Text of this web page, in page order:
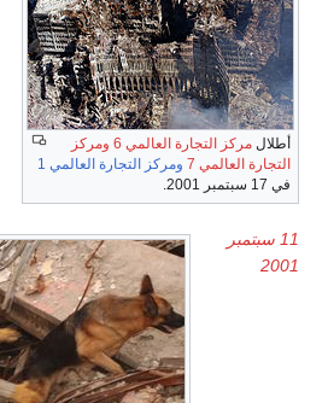
أطلال مركز التجارة العالمي 6
ومركز
التجارة العالمي 7
ومركز التجارة العالمي 1
في 17 سبتمبر 2001.
الانقاذ
11 سبتمبر
2001
المهاجمون
وخلفياتهم